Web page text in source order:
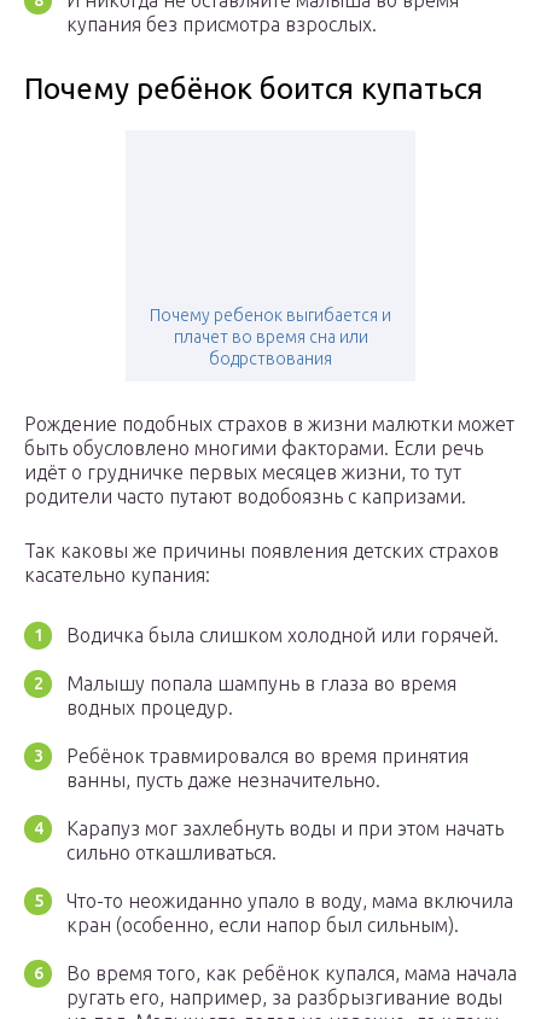
купания без присмотра взрослых.
Почему ребёнок боится купаться
Почему ребенок выгибается и
плачет во время сна или
бодрствования
Рождение подобных страхов в жизни малютки может
быть обусловлено многими факторами. Если речь
идёт о грудничке первых месяцев жизни, то тут
родители часто путают водобоязнь с капризами.
Так каковы же причины появления детских страхов
касательно купания:
Водичка была слишком холодной или горячей.
Малышу попала шампунь в глаза во время
водных процедур.
Ребёнок травмировался во время принятия
ванны, пусть даже незначительно.
Карапуз мог захлебнуть воды и при этом начать
сильно откашливаться.
Что-то неожиданно упало в воду, мама включила
кран (особенно, если напор был сильным).
Во время того, как ребёнок купался, мама начала
ругать его, например, за разбрызгивание воды